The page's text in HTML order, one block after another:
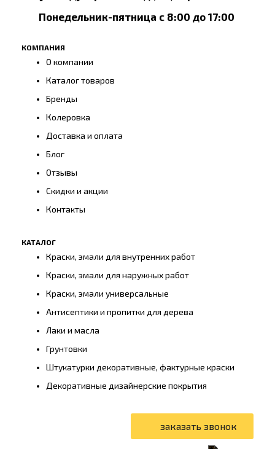
Понедельник-пятница с 8:00 до 17:00
КОМПАНИЯ
О компании
Каталог товаров
Бренды
Колеровка
Доставка и оплата
Блог
Отзывы
Скидки и акции
Контакты
КАТАЛОГ
Краски, эмали для внутренних работ
Краски, эмали для наружных работ
Краски, эмали универсальные
Антисептики и пропитки для дерева
Лаки и масла
Грунтовки
Штукатурки декоративные, фактурные краски
Декоративные дизайнерские покрытия